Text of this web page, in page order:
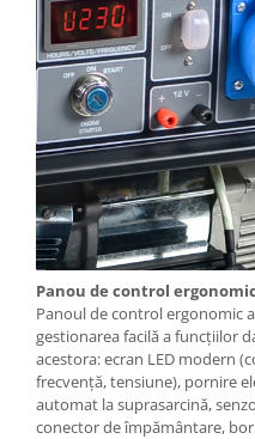
Pompe cu turatie variabila
Accesorii pompe
Scule de mana
Truse de scule
Surubelnite
Nivele
Masura si control
Tehnica masurare
Nivele automate
Telemetre
Termodetectoare
Accesorii si consumabile
Panou de control
Panoul de control ergonomic
gestionarea facilă a funcțiilor
acestora: ecran LED modern
frecvență, tensiune), pornire
automat la suprasarcină,
conector de împământare,